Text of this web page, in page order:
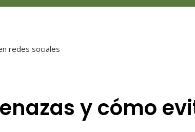
redes sociales
y cómo